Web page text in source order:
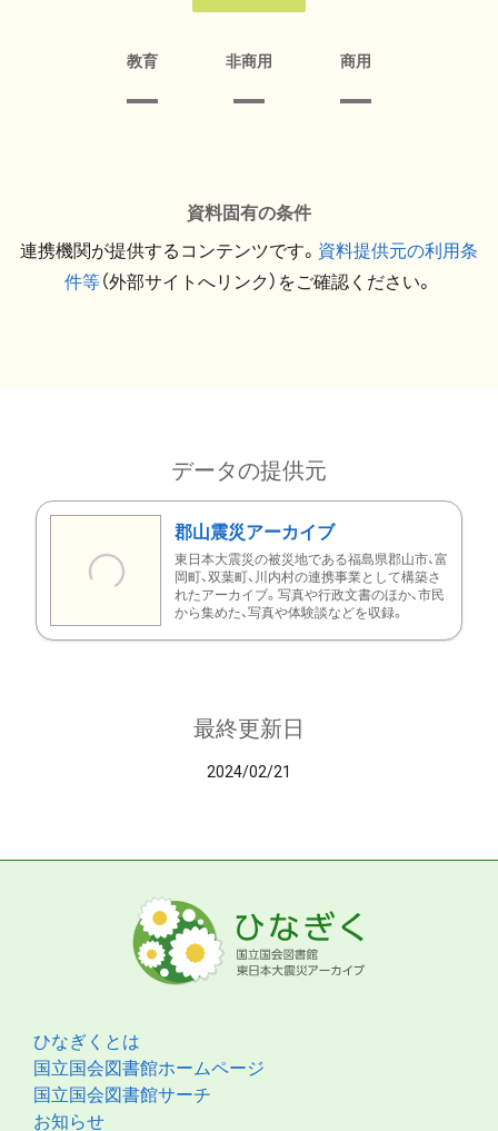
教育 非商用 商用
資料固有の条件
連携機関が提供するコンテンツです。 資料提供元の利用条
件等（外部サイトへリンク）をご確認ください。
データの提供元
郡山震災アーカイブ
東日本大震災の被災地である福島県郡山市、富
岡町、双葉町、川内村の連携事業として構築さ
れたアーカイブ。写真や行政文書のほか、市民
から集めた、写真や体験談などを収録。
最終更新日
2024/02/21
ひなぎくとは
国立国会図書館ホームページ
国立国会図書館サーチ
お知らせ